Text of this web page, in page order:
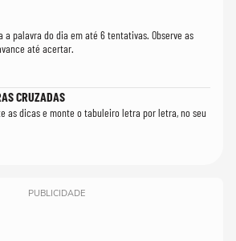
a palavra do dia em até 6 tentativas. Observe as
até acertar.
CRUZADAS
as dicas e monte o tabuleiro letra por letra, no seu
PUBLICIDADE